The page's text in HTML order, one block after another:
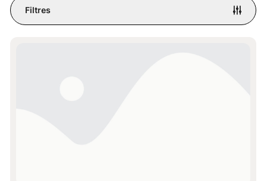
Filtres